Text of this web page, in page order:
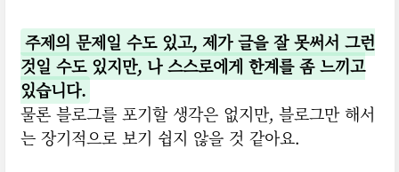
주제의 문제일 수도 있고, 제가 글을 잘 못써서 그런
것일 수도 있지만, 나 스스로에게 한계를 좀 느끼고
있습니다.
물론 블로그를 포기할 생각은 없지만, 블로그만 해서
는 장기적으로 보기 쉽지 않을 것 같아요.